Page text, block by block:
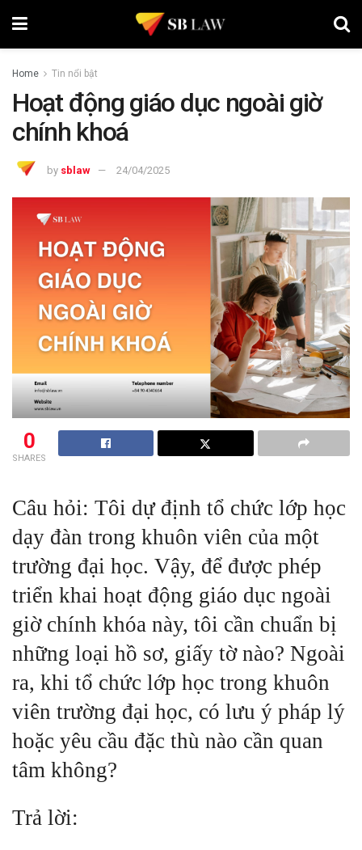
Home Tin nổi bật
Hoạt động giáo dục ngoài giờ
chính khoá
by sblaw 24/04/2025
0
SHARES
Câu hỏi: Tôi dự định tổ chức lớp học
dạy đàn trong khuôn viên của một
trường đại học. Vậy, để được phép
triển khai hoạt động giáo dục ngoài
giờ chính khóa này, tôi cần chuẩn bị
những loại hồ sơ, giấy tờ nào? Ngoài
ra, khi tổ chức lớp học trong khuôn
viên trường đại học, có lưu ý pháp lý
hoặc yêu cầu đặc thù nào cần quan
tâm không?
Trả lời: